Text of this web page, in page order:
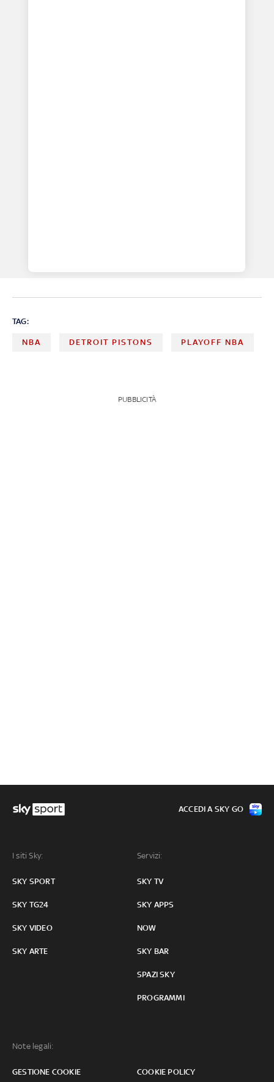
TAG:
NBA DETROIT PISTONS PLAYOFF NBA
PUBBLICITÀ
I siti Sky:
SKY SPORT
SKY TG24
SKY VIDEO
SKY ARTE
Servizi:
SKY TV
SKY APPS
NOW
SKY BAR
SPAZI SKY
PROGRAMMI
Note legali:
GESTIONE COOKIE COOKIE POLICY
ACCEDI A SKY GO